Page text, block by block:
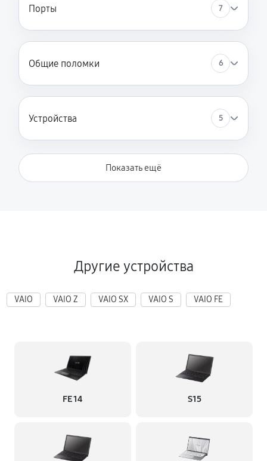
Порты 7
Общие поломки 6
Устройства 5
Показать ещё
Другие устройства
VAIO VAIO Z VAIO SX VAIO S VAIO FE
FE 14 S15